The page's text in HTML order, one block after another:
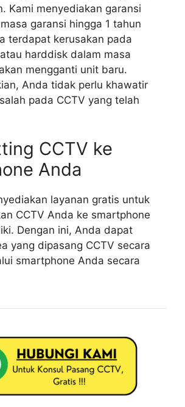
Kami menyediakan garansi
garansi hingga 1 tahun
terdapat kerusakan pada
harddisk dalam masa
mengganti unit baru.
Anda tidak perlu khawatir
pada CCTV yang telah
CCTV ke
Anda
layanan gratis untuk
CCTV Anda ke smartphone
Dengan ini, Anda dapat
yang dipasang CCTV secara
smartphone Anda secara